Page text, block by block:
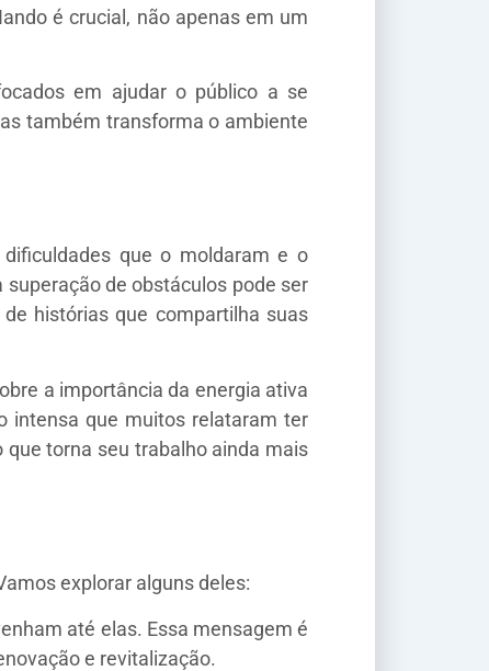
é crucial, não apenas em um
em ajudar o público a se
também transforma o ambiente
que o moldaram e o
de obstáculos pode ser
histórias que compartilha suas
a importância da energia ativa
intensa que muitos relataram ter
torna seu trabalho ainda mais
explorar alguns deles:
até elas. Essa mensagem é
e revitalização.